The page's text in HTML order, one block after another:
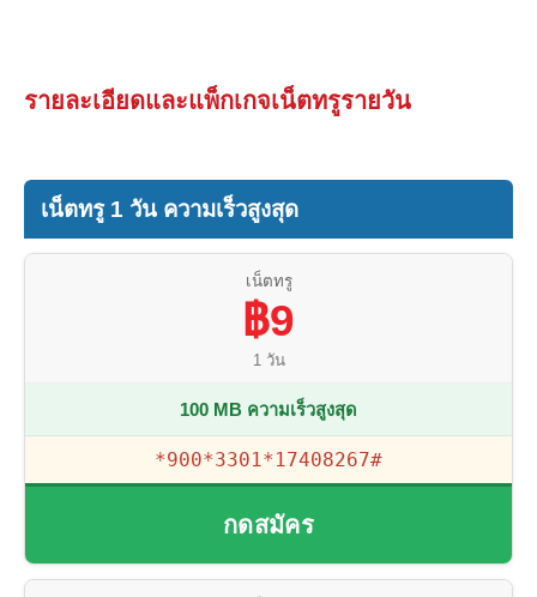
รายละเอียดและแพ็กเกจเน็ตทรูรายวัน
เน็ตทรู 1 วัน ความเร็วสูงสุด
เน็ตทรู
฿9
1 วัน
100 MB ความเร็วสูงสุด
*900*3301*17408267#
กดสมัคร